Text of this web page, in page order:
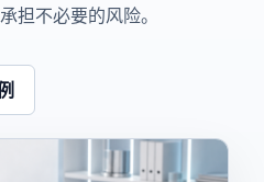
担不必要的风险。